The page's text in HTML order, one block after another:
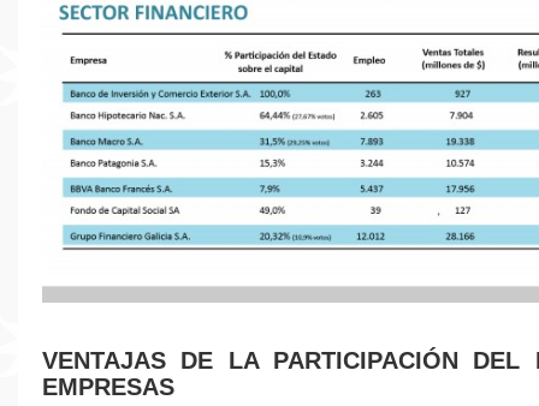
VENTAJAS DE LA PARTICIPACIÓN DEL
EMPRESAS